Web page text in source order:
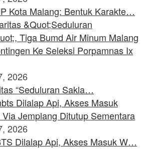
Kota Malang: Bentuk Karakte…
2026
“Seduluran Sakla…
2026
Dilalap Api, Akses Masuk W…